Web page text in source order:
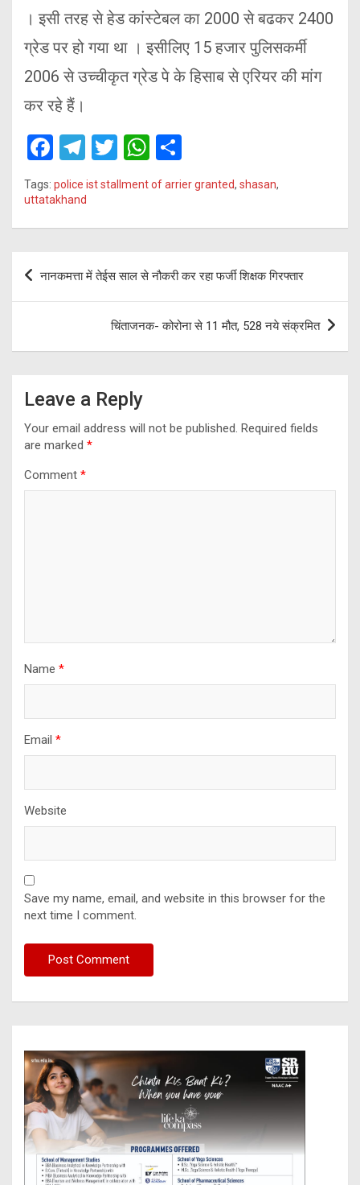
। इसी तरह से हेड कांस्टेबल का 2000 से बढकर 2400
ग्रेड पर हो गया था । इसीलिए 15 हजार पुलिसकर्मी
2006 से उच्चीकृत ग्रेड पे के हिसाब से एरियर की मांग
कर रहे हैं।
F
ce
b
o
k
T
el
e
gr
m
T
wi
tt
er
W
h
at
s
p
p
ar
e
Tags: police ist stallment of arrier granted, shasan,
uttatakhand
Post
navigation
नानकमत्ता में तेईस साल से नौकरी कर रहा फर्जी शिक्षक गिरफ्तार
चिंताजनक- कोरोना से 11 मौत, 528 नये संक्रमित
Leave a Reply
Your email address will not be published. Required fields
are marked *
Comment *
Name *
Email *
Website
Save my name, email, and website in this browser for the
next time I comment.